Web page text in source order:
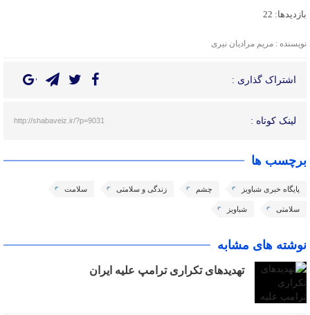
بازدیدها: 22
نویسنده : مریم مرادیان نیری
اشتراک گذاری :
لینک کوتاه : http://shabaveiz.ir/?p=9031
برچسب ها
پایگاه خبری شباویز چشم زندگی و سلامتی سلامت
سلامتی شباویز
نوشته های مشابه
تهدیدهای تکراری ترامپ علیه ایران